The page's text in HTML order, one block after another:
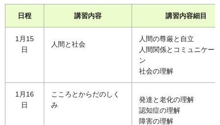
日程 講習内容 講習内容細目
1月15
日
人間と社会
人間の尊厳と自立
人間関係とコミュニケー
ン
社会の理解
1月16
日
こころとからだのしく
み
発達と老化の理解
認知症の理解
障害の理解